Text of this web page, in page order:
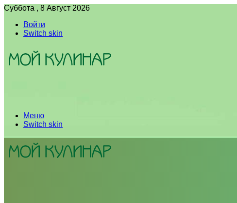
Суббота , 8 Август 2026
Войти
Switch skin
Меню
Switch skin